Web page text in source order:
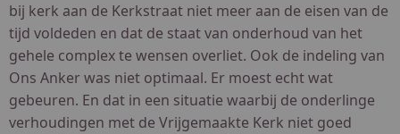
bij kerk aan de Kerkstraat niet meer aan de eisen van de
tijd voldeden en dat de staat van onderhoud van het
gehele complex te wensen overliet. Ook de indeling van
Ons Anker was niet optimaal. Er moest echt wat
gebeuren. En dat in een situatie waarbij de onderlinge
verhoudingen met de Vrijgemaakte Kerk niet goed